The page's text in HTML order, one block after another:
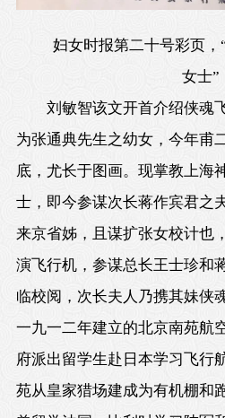
妇女时报第二十号彩页
女士”
刘敏智该文开首介绍侠魂
为张通典先生之幼女，今年甫
底，尤长于图画。现掌教上海
士，即今参谋次长蒋作宾君之
来京省姊，且谋扩张女校计也
演飞行机，参谋总长王士珍和
临校阅，次长夫人乃携其妹侠
一九一二年建立的北京南苑航
府派出留学生赴日本学习飞行
苑从皇家猎场建成为有机棚和